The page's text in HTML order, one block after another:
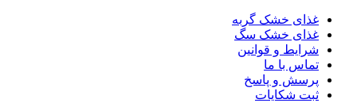
غذای خشک گربه
غذای خشک سگ
شرایط و قوانین
تماس با ما
پرسش و پاسخ
ثبت شکایات